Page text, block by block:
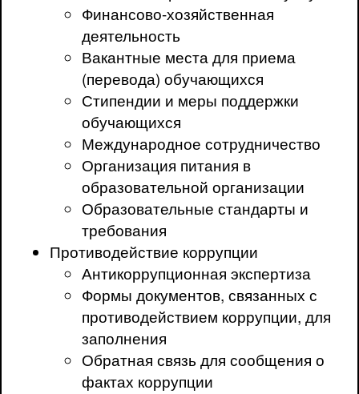
Финансово-хозяйственная
деятельность
Вакантные места для приема
(перевода) обучающихся
Стипендии и меры поддержки
обучающихся
Международное сотрудничество
Организация питания в
образовательной организации
Образовательные стандарты и
требования
Противодействие коррупции
Антикоррупционная экспертиза
Формы документов, связанных с
противодействием коррупции, для
заполнения
Обратная связь для сообщения о
фактах коррупции